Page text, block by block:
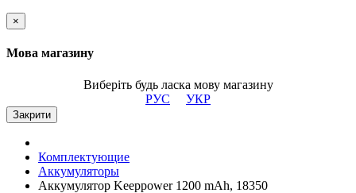
×
Мова магазину
Виберіть будь ласка мову магазину
РУС
УКР
Закрити
Комплектующие
Аккумуляторы
Аккумулятор Keeppower 1200 mAh, 18350